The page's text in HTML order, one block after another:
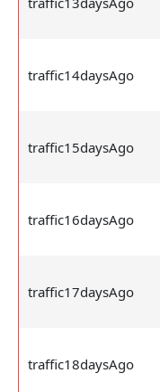
traffic14daysAgo
traffic15daysAgo
traffic16daysAgo
traffic17daysAgo
traffic18daysAgo